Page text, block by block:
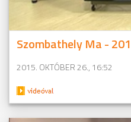
Szombathely Ma -
2015. OKTÓBER 26., 16:52